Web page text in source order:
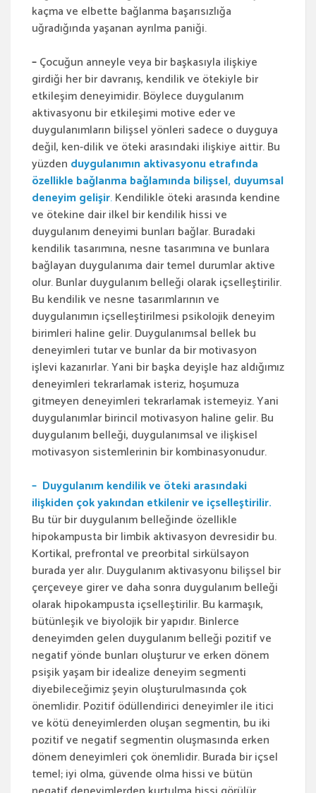
kaçma ve elbette bağlanma başarısızlığa
uğradığında yaşanan ayrılma paniği.
–Çocuğun anneyle veya bir başkasıyla ilişkiye
girdiği her bir davranış, kendilik ve ötekiyle bir
etkileşim deneyimidir. Böylece duygulanım
aktivasyonu bir etkileşimi motive eder ve
duygulanımların bilişsel yönleri sadece o duyguya
değil, ken-dilik ve öteki arasındaki ilişkiye aittir. Bu
yüzden duygulanımın aktivasyonu etrafında
özellikle bağlanma bağlamında bilişsel, duyumsal
deneyim gelişir.Kendilikle öteki arasında kendine
ve ötekine dair ilkel bir kendilik hissi ve
duygulanım deneyimi bunları bağlar. Buradaki
kendilik tasarımına, nesne tasarımına ve bunlara
bağlayan duygulanıma dair temel durumlar aktive
olur. Bunlar duygulanım belleği olarak içselleştirilir.
Bu kendilik ve nesne tasarımlarının ve
duygulanımın içselleştirilmesi psikolojik deneyim
birimleri haline gelir. Duygulanımsal bellek bu
deneyimleri tutar ve bunlar da bir motivasyon
işlevi kazanırlar. Yani bir başka deyişle haz aldığımız
deneyimleri tekrarlamak isteriz, hoşumuza
gitmeyen deneyimleri tekrarlamak istemeyiz. Yani
duygulanımlar birincil motivasyon haline gelir. Bu
duygulanım belleği, duygulanımsal ve ilişkisel
motivasyon sistemlerinin bir kombinasyonudur.
– Duygulanım kendilik ve öteki arasındaki
ilişkiden çok yakından etkilenir ve içselleştirilir.
Bu tür bir duygulanım belleğinde özellikle
hipokampusta bir limbik aktivasyon devresidir bu.
Kortikal, prefrontal ve preorbital sirkülsayon
burada yer alır. Duygulanım aktivasyonu bilişsel bir
çerçeveye girer ve daha sonra duygulanım belleği
olarak hipokampusta içselleştirilir. Bu karmaşık,
bütünleşik ve biyolojik bir yapıdır. Binlerce
deneyimden gelen duygulanım belleği pozitif ve
negatif yönde bunları oluşturur ve erken dönem
psişik yaşam bir idealize deneyim segmenti
diyebileceğimiz şeyin oluşturulmasında çok
önemlidir. Pozitif ödüllendirici deneyimler ile itici
ve kötü deneyimlerden oluşan segmentin, bu iki
pozitif ve negatif segmentin oluşmasında erken
dönem deneyimleri çok önemlidir. Burada bir içsel
temel; iyi olma, güvende olma hissi ve bütün